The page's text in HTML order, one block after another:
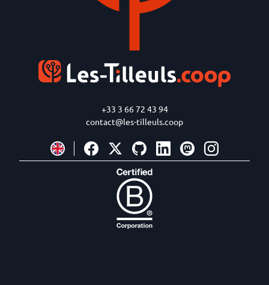
+33 3 66 72 43 94
contact@les-tilleuls.coop